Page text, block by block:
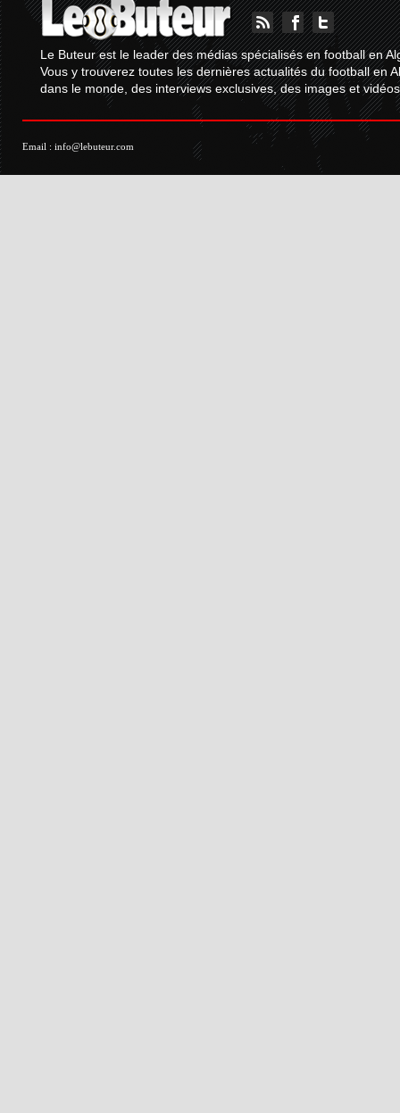
Le Buteur est le leader des médias spécialisés en football en
Vous y trouverez toutes les dernières actualités du football en
dans le monde, des interviews exclusives, des images et
Email : info@lebuteur.com